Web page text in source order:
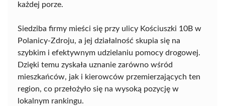
każdej porze.
Siedziba firmy mieści się przy ulicy Kościuszki 10B w
Polanicy-Zdroju, a jej działalność skupia się na
szybkim i efektywnym udzielaniu pomocy drogowej.
Dzięki temu zyskała uznanie zarówno wśród
mieszkańców, jak i kierowców przemierzających ten
region, co przełożyło się na wysoką pozycję w
lokalnym rankingu.